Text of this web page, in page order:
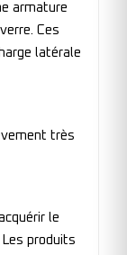
armature
Ces
latérale
très
le
produits